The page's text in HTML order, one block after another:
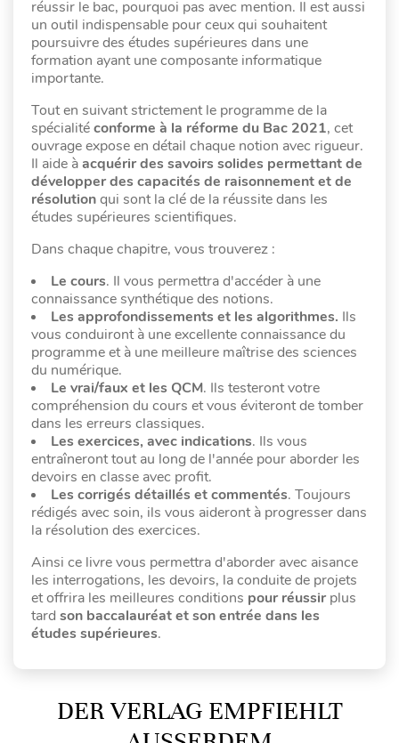
réussir le bac, pourquoi pas avec mention. Il est aussi
un outil indispensable pour ceux qui souhaitent
poursuivre des études supérieures dans une
formation ayant une composante informatique
importante.
Tout en suivant strictement le programme de la
spécialitéconforme à la réforme du Bac 2021, cet
ouvrage expose en détail chaque notion avec rigueur.
Il aide àacquérir des savoirs solides permettant de
développer des capacités de raisonnement et de
résolutionqui sont la clé de la réussite dans les
études supérieures scientifiques.
Dans chaque chapitre, vous trouverez :
Le cours. Il vous permettra d'accéder à une
connaissance synthétique des notions.
Les approfondissements et les algorithmes. Ils
vous conduiront à une excellente connaissance du
programme et à une meilleure maîtrise des sciences
du numérique.
Le vrai/faux et les QCM. Ils testeront votre
compréhension du cours et vous éviteront de tomber
dans les erreurs classiques.
Les exercices, avec indications. Ils vous
entraîneront tout au long de l'année pour aborder les
devoirs en classe avec profit.
Les corrigés détaillés et commentés. Toujours
rédigés avec soin, ils vous aideront à progresser dans
la résolution des exercices.
Ainsi ce livre vous permettra d'aborder avec aisance
les interrogations, les devoirs, la conduite de projets
et offrira les meilleures conditions pour réussirplus
tard son baccalauréat et son entrée dans les
études supérieures.
DER VERLAG EMPFIEHLT